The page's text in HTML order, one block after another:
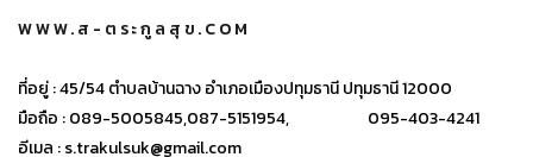
WWW.ส-ตระกูลสุข.COM
ที่อยู่ :45/54 ตำบลบ้านฉาง อำเภอเมืองปทุมธานี ปทุมธานี 12000
มือถือ :089-5005845,087-5151954, 095-403-4241
อีเมล :s.trakulsuk@gmail.com